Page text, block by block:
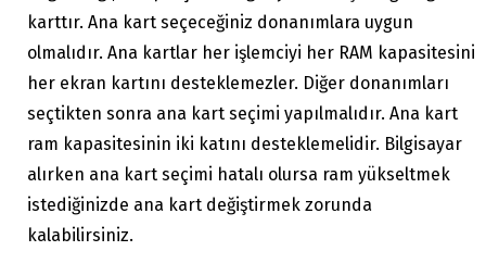
karttır. Ana kart seçeceğiniz donanımlara uygun
olmalıdır. Ana kartlar her işlemciyi her RAM kapasitesini
her ekran kartını desteklemezler. Diğer donanımları
seçtikten sonra ana kart seçimi yapılmalıdır. Ana kart
ram kapasitesinin iki katını desteklemelidir. Bilgisayar
alırken ana kart seçimi hatalı olursa ram yükseltmek
istediğinizde ana kart değiştirmek zorunda
kalabilirsiniz.